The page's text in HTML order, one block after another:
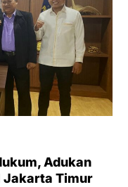
Adukan
Jakarta Timur